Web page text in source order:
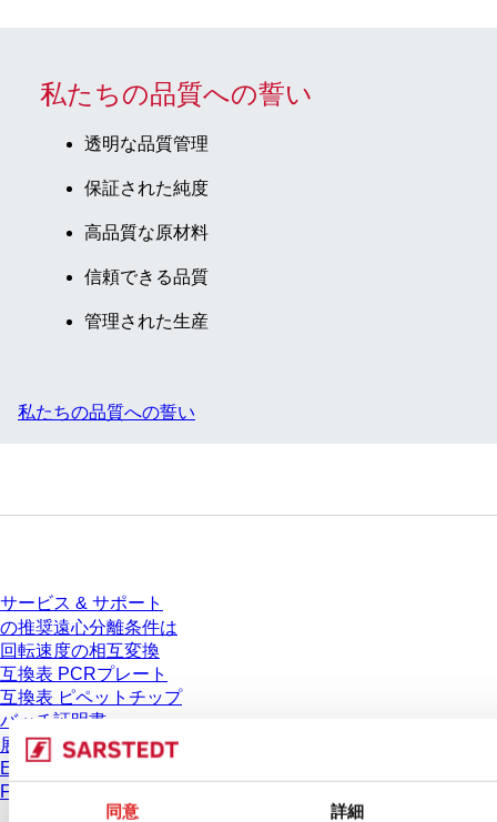
同意 詳細
私たちの品質への誓い
透明な品質管理
保証された純度
高品質な原材料
信頼できる品質
管理された生産
私たちの品質への誓い
サービス & サポート
の推奨遠心分離条件は
回転速度の相互変換
互換表 PCRプレート
互換表 ピペットチップ
バッチ証明書
展示会 & 学会
Eラーニング
FAQ